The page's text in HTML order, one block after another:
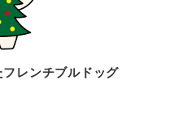
レンチブルドッグ